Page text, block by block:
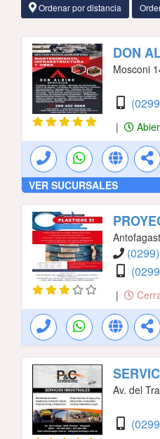
Ordenar por distancia
DON
Mosconi
|
VER SUCURSALES
|
Av. del